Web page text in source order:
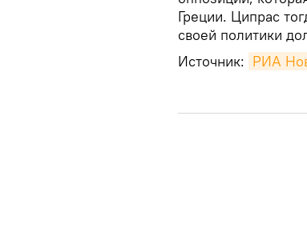
Греции. Ципрас
своей политики
Источник: РИА